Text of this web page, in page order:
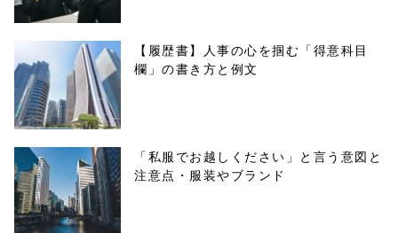
w.open(this.hre
f, 'Gwindow',
'width=550,
height=450,
menubar=no,
toolbar=no,
scrollbars=yes'
【履歴書】人事の心を掴む「得意科目
欄」の書き方と例文
「私服でお越しください」と言う意図と
注意点・服装やブランド